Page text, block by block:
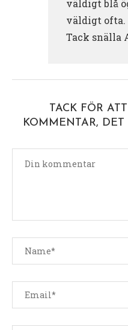
väldigt blå
väldigt ofta.
Tack snälla
TACK FÖR
KOMMENTAR, DET